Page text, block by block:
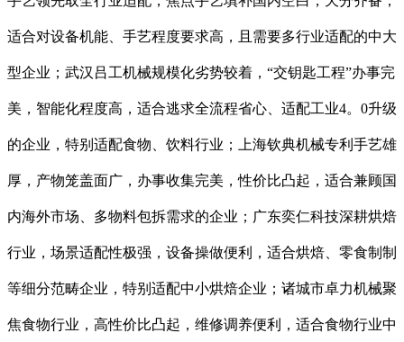
适合对设备机能、手艺程度要求高，且需要多行业适配的中大
型企业；武汉吕工机械规模化劣势较着，“交钥匙工程”办事完
美，智能化程度高，适合逃求全流程省心、适配工业4。0升级
的企业，特别适配食物、饮料行业；上海钦典机械专利手艺雄
厚，产物笼盖面广，办事收集完美，性价比凸起，适合兼顾国
内海外市场、多物料包拆需求的企业；广东奕仁科技深耕烘焙
行业，场景适配性极强，设备操做便利，适合烘焙、零食制制
等细分范畴企业，特别适配中小烘焙企业；诸城市卓力机械聚
焦食物行业，高性价比凸起，维修调养便利，适合食物行业中